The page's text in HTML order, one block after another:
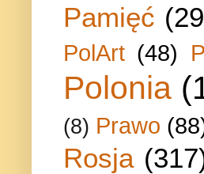
Pamięć
PolArt (48)
Polonia
(8) Prawo
Rosja